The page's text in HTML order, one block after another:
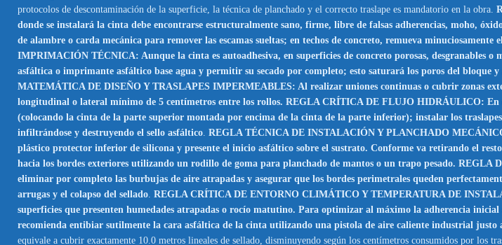
protocolos de descontaminación de la superficie, la técnica de planchado y el correcto traslape es mandatorio en la obra.
donde se instalará la cinta debe encontrarse estructuralmente sano, firme, libre de falsas adherencias, moho,
de alambre o carda mecánica para remover las escamas sueltas; en techos de concreto, remueva
IMPRIMACIÓN TÉCNICA: Aunque la cinta es autoadhesiva, en superficies de concreto porosas, desgranables
asfáltica o imprimante asfáltico base agua y permitir su secado por completo; esto saturará los poros del
MATEMÁTICA DE DISEÑO Y TRASLAPES IMPERMEABLES: Al realizar uniones continuas o cubrir zonas
longitudinal o lateral mínimo de 5 centímetros entre los rollos. REGLA CRÍTICA DE FLUJO HIDRÁULICO: En
(colocando la cinta de la parte superior montada por encima de la cinta de la parte inferior); instalar los
infiltrándose y destruyendo el sello asfáltico REGLA TÉCNICA DE INSTALACIÓN Y PLANCHADO
plástico protector inferior de silicona y presente el inicio asfáltico sobre el sustrato. Conforme va retirando el
hacia los bordes exteriores utilizando un rodillo de goma para planchado de mantos o un trapo pesado.
eliminar por completo las burbujas de aire atrapadas y asegurar que los bordes perimetrales queden
arrugas y el colapso del sellado REGLA CRÍTICA DE ENTORNO CLIMÁTICO Y TEMPERATURA DE
superficies que presenten humedades atrapadas o rocío matutino. Para optimizar al máximo la adherencia
recomienda entibiar sutilmente la cara asfáltica de la cinta utilizando una pistola de aire caliente industrial justo
equivale a cubrir exactamente 10.0 metros lineales de sellado, disminuyendo según los centímetros consumidos por los